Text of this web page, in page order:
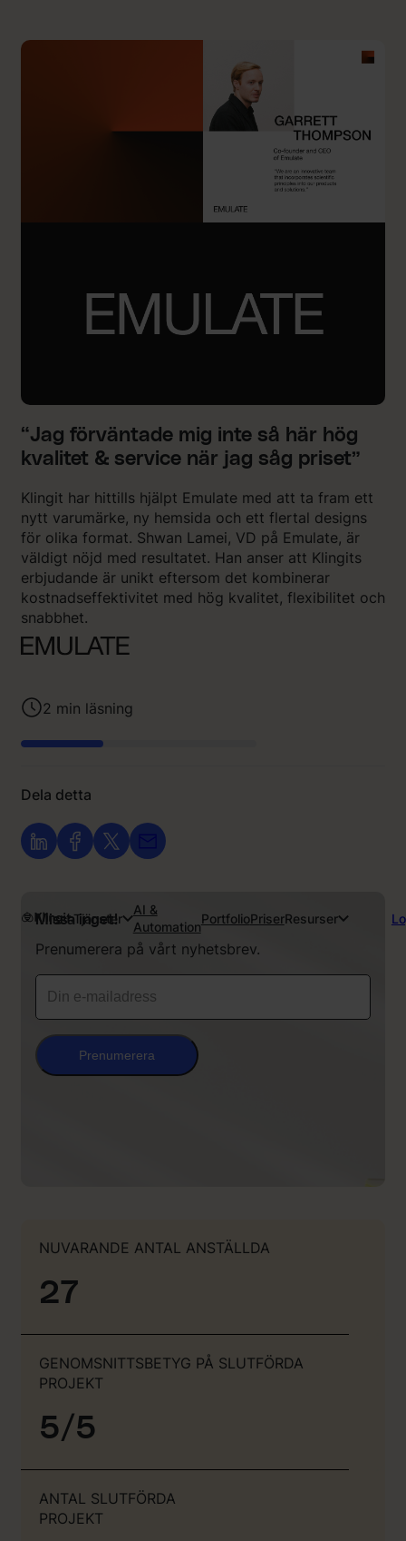
Tjänster
AI &
Automation
PortfolioPriserResurser
“Jag förväntade mig inte så här hög
kvalitet & service när jag såg priset”
Klingit har hittills hjälpt Emulate med att ta fram ett
nytt varumärke, ny hemsida och ett flertal designs
för olika format. Shwan Lamei, VD på Emulate, är
väldigt nöjd med resultatet. Han anser att Klingits
erbjudande är unikt eftersom det kombinerar
kostnadseffektivitet med hög kvalitet, flexibilitet och
snabbhet.
2 min läsning
Dela detta
Missa inget!
Prenumerera på vårt nyhetsbrev.
Prenumerera
NUVARANDE ANTAL ANSTÄLLDA
27
GENOMSNITTSBETYG PÅ SLUTFÖRDA
PROJEKT
5/5
ANTAL SLUTFÖRDA
PROJEKT